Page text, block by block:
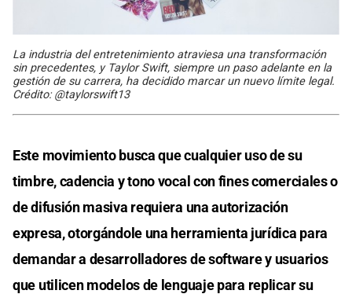
La industria del entretenimiento atraviesa una transformación
sin precedentes, y Taylor Swift, siempre un paso adelante en la
gestión de su carrera, ha decidido marcar un nuevo límite legal.
Crédito: @taylorswift13
Este movimiento busca que cualquier uso de su
timbre, cadencia y tono vocal con fines comerciales o
de difusión masiva requiera una autorización
expresa, otorgándole una herramienta jurídica para
demandar a desarrolladores de software y usuarios
que utilicen modelos de lenguaje para replicar su